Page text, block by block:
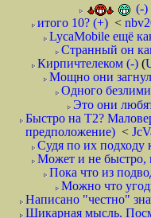
(-)
итого 10? (+) <
LycaMobile ещё
Странный он
Кирпичтелеком (-) (
Мощно они
Одного
Это они
Быстро на Т2?
предположение) <
Судя по их подходу
Может и не быстро,
Пока что из
Можно что
Написано "честно"
Шикарная мысль.